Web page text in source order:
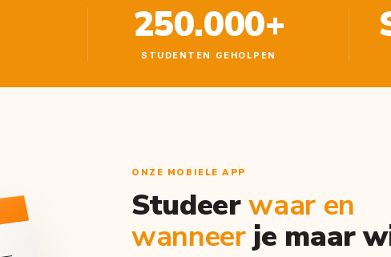
250.000+
STUDENTEN GEHOLPEN
ONZE MOBIELE APP
Studeerwaar en
wanneerje maar